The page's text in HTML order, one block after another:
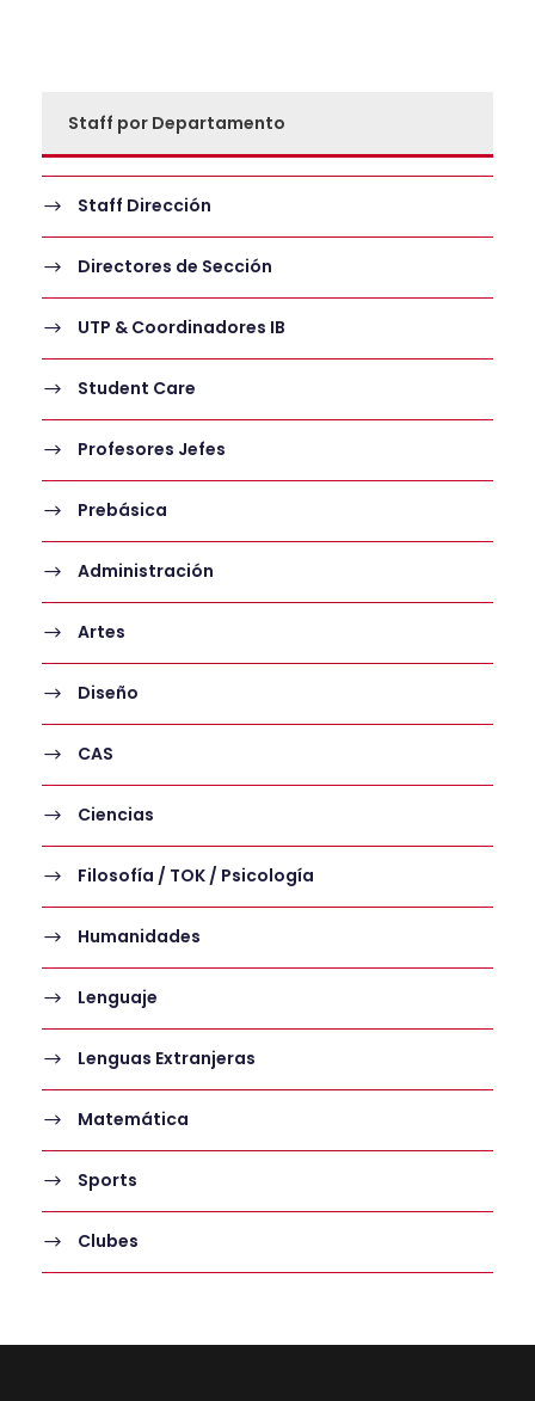
Staff por Departamento
Staff Dirección
Directores de Sección
UTP & Coordinadores IB
Student Care
Profesores Jefes
Prebásica
Administración
Artes
Diseño
CAS
Ciencias
Filosofía / TOK / Psicología
Humanidades
Lenguaje
Lenguas Extranjeras
Matemática
Sports
Clubes